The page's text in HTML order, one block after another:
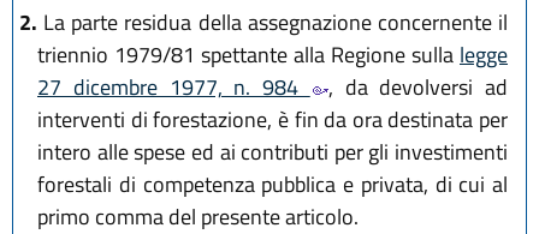
2. La parte residua della assegnazione concernente il
triennio 1979/81 spettante alla Regione sulla legge
27 dicembre 1977, n. 984
, da devolversi ad
interventi di forestazione, è fin da ora destinata per
intero alle spese ed ai contributi per gli investimenti
forestali di competenza pubblica e privata, di cui al
primo comma del presente articolo.